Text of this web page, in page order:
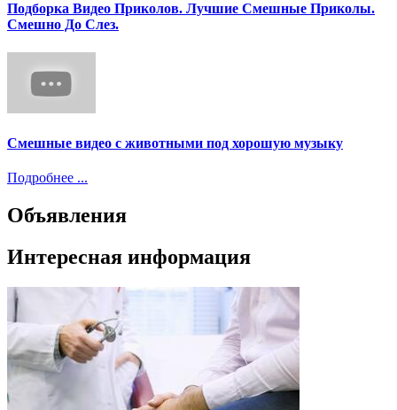
Подборка Видео Приколов. Лучшие Смешные Приколы.
Смешно До Слез.
Смешные видео с животными под хорошую музыку
Подробнее ...
Объявления
Интересная информация